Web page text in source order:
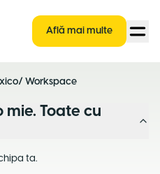
Află mai multe
/ Workspace
mie. Toate cu
ta.